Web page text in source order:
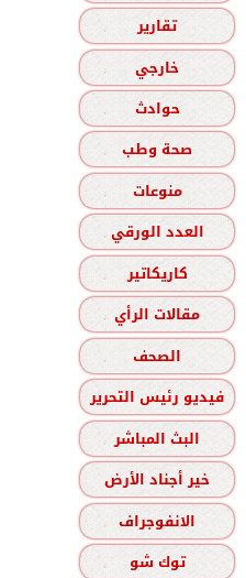
تقارير
خارجي
حوادث
صحة وطب
منوعات
العدد الورقي
كاريكاتير
مقالات الرأي
الصحف
فيديو رئيس التحرير
البث المباشر
خير أجناد الأرض
الانفوجراف
توك شو